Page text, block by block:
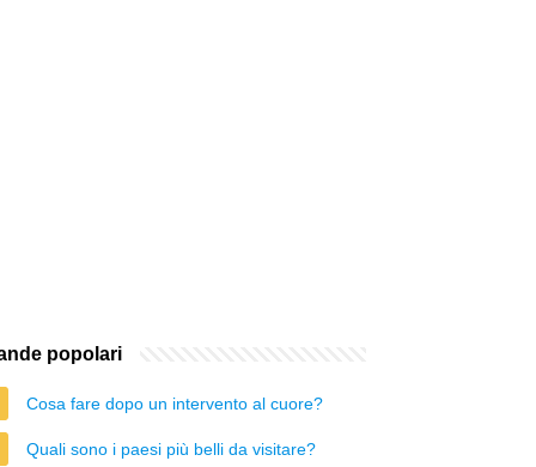
popolari
Cosa fare dopo un intervento al cuore?
Quali sono i paesi più belli da visitare?